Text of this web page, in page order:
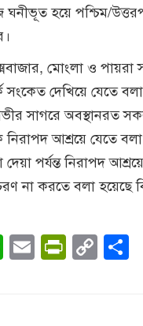
হয়ে পশ্চিম/
মোংলা ও পায়রা
সংকেত দেখিয়ে যেতে
সাগরে অবস্থানরত
নিরাপদ আশ্রয়ে যেতে
দেয়া পর্যন্ত নিরাপদ
না করতে বলা হয়েছে
WhatsApp
EmailCopy
Link